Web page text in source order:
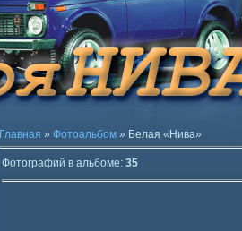
Главная » Фотоальбом » Белая «Нива»
Фотографий в альбоме: 35